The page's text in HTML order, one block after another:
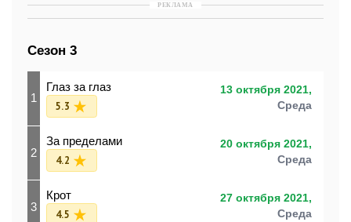
РЕКЛАМА
Сезон 3
1
Глаз за глаз
5.3
13 октября 2021,
Среда
2
За пределами
4.2
20 октября 2021,
Среда
3
Крот
4.5
27 октября 2021,
Среда